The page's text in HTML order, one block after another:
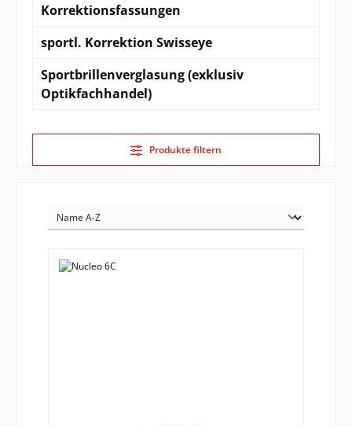
Korrektionsfassungen
sportl. Korrektion Swisseye
Sportbrillenverglasung (exklusiv
Optikfachhandel)
Produkte filtern